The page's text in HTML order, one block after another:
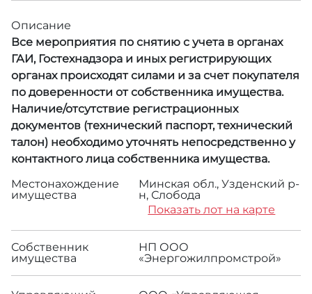
Описание
Все мероприятия по снятию с учета в органах
ГАИ, Гостехнадзора и иных регистрирующих
органах происходят силами и за счет покупателя
по доверенности от собственника имущества.
Наличие/отсутствие регистрационных
документов (технический паспорт, технический
талон) необходимо уточнять непосредственно у
контактного лица собственника имущества.
Местонахождение
имущества
Минская обл., Узденский р-
н, Слобода
Показать лот на карте
Собственник
имущества
НП ООО
«Энергожилпромстрой»